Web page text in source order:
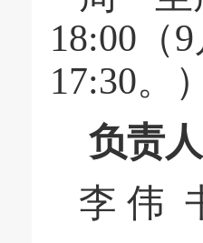
18:00（
17:30。）
负责人
李 伟